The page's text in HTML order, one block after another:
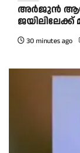
അര്‍ജുന്‍
ജയിലിലേക്ക്
30 minutes ago